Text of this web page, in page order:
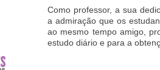
Como professor, a sua
a admiração que os
ao mesmo tempo amigo,
estudo diário e para a